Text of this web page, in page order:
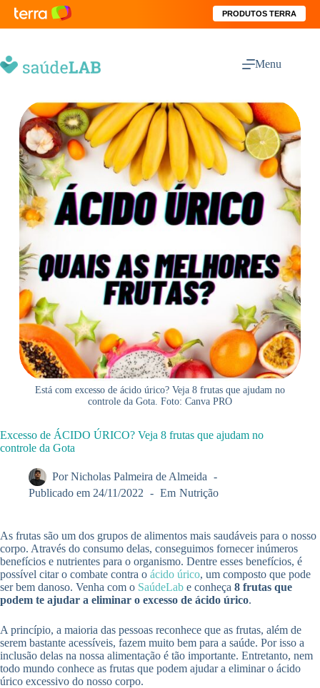
PRODUTOS TERRA
Menu
Está com excesso de ácido úrico? Veja 8 frutas que ajudam no
controle da Gota. Foto: Canva PRO
Excesso de ÁCIDO ÚRICO? Veja 8 frutas que ajudam no
controle da Gota
Por Nicholas Palmeira de Almeida
Publicado em 24/11/2022 Em Nutrição
As frutas são um dos grupos de alimentos mais saudáveis para o nosso
corpo. Através do consumo delas, conseguimos fornecer inúmeros
benefícios e nutrientes para o organismo. Dentre esses benefícios, é
possível citar o combate contra o ácido úrico, um composto que pode
ser bem danoso. Venha com o SaúdeLab e conheça 8 frutas que
podem te ajudar a eliminar o excesso de ácido úrico.
A princípio, a maioria das pessoas reconhece que as frutas, além de
serem bastante acessíveis, fazem muito bem para a saúde. Por isso a
inclusão delas na nossa alimentação é tão importante. Entretanto, nem
todo mundo conhece as frutas que podem ajudar a eliminar o ácido
úrico excessivo do nosso corpo.